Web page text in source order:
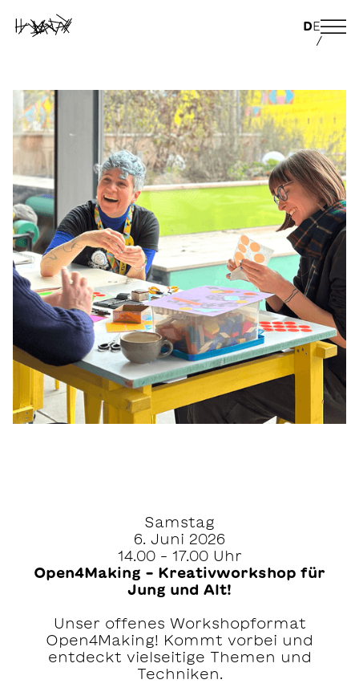
DE
/
Samstag
6. Juni 2026
14.00 – 17.00 Uhr
Open4Making – Kreativworkshop für
Jung und Alt!
Unser offenes Workshopformat
Open4Making! Kommt vorbei und
entdeckt vielseitige Themen und
Techniken.